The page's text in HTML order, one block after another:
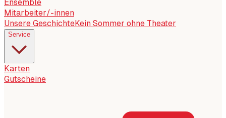
Ensemble
Mitarbeiter/-innen
Unsere GeschichteKein Sommer ohne Theater
Service
Karten
Gutscheine